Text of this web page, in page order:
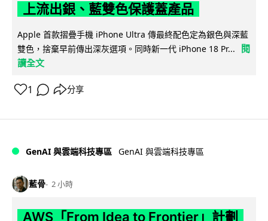
上流出銀、藍雙色保護蓋產品
Apple 首款摺疊手機 iPhone Ultra 傳最終配色定為銀色與深藍
雙色，捨棄早前傳出深灰選項。同時新一代 iPhone 18 Pr...
閱
讀全文
1 分享
GenAI 與雲端科技專區 GenAI 與雲端科技專區
藍骨 2 小時
AWS「From Idea to Frontier」計劃